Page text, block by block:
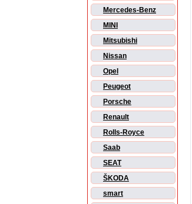
Mercedes-Benz
MINI
Mitsubishi
Nissan
Opel
Peugeot
Porsche
Renault
Rolls-Royce
Saab
SEAT
ŠKODA
smart